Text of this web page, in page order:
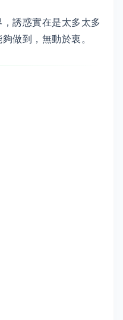
誘惑實在是太多太多
做到，無動於衷。